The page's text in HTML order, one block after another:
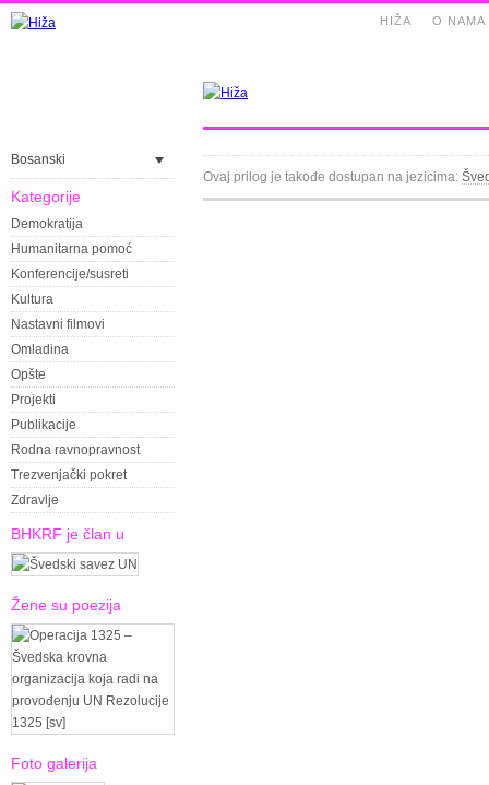
O NAMA
HIŽA
Bosanski
Kategorije
Demokratija
Humanitarna pomoć
Konferencije/susreti
Kultura
Nastavni filmovi
Omladina
Opšte
Projekti
Publikacije
Rodna ravnopravnost
Trezvenjački pokret
Zdravlje
BHKRF je član u
Žene su poezija
Foto galerija
Ovaj prilog je takođe dostupan na jezicima: